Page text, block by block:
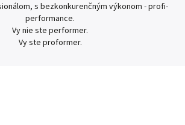
s bezkonkurenčným výkonom - profi-
performance.
Vy nie ste performer.
Vy ste proformer.